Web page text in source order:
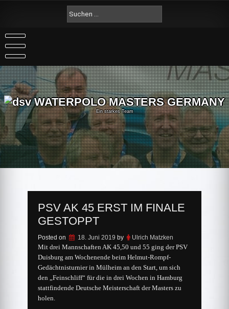
nach:
Ein starkes Team
PSV AK 45 ERST IM FINALE
GESTOPPT
Posted on 18. Juni 2019 by Ulrich Matzken
Mit drei Mannschaften AK 45,50 und 55 ging der PSV
Duisburg am Wochenende beim Helmut-Rompf-
Gedächtnisturnier in Mülheim an den Start, um sich
den „Feinschliff“ für die in drei Wochen in Hamburg
stattfindende Deutsche Meisterschaft der Masters zu
holen.